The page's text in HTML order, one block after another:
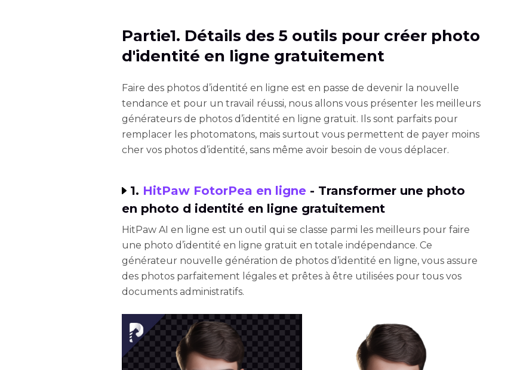
Partie1. Détails des 5 outils pour créer photo
d'identité en ligne gratuitement
Faire des photos d’identité en ligne est en passe de devenir la nouvelle
tendance et pour un travail réussi, nous allons vous présenter les meilleurs
générateurs de photos d’identité en ligne gratuit. Ils sont parfaits pour
remplacer les photomatons, mais surtout vous permettent de payer moins
cher vos photos d’identité, sans même avoir besoin de vous déplacer.
1. HitPaw FotorPea en ligne - Transformer une photo
en photo d identité en ligne gratuitement
HitPaw AI en ligne est un outil qui se classe parmi les meilleurs pour faire
une photo d’identité en ligne gratuit en totale indépendance. Ce
générateur nouvelle génération de photos d’identité en ligne, vous assure
des photos parfaitement légales et prêtes à être utilisées pour tous vos
documents administratifs.